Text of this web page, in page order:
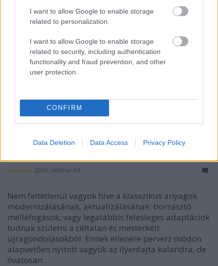
I want to allow Google to enable storage
related to personalization.
I want to allow Google to enable storage
related to security, including authentication
functionality and fraud prevention, and other
user protection.
CONFIRM
Data Deletion Data Access Privacy Policy
drumlin • 2010. október 04.
Nem feltétlenül vagyok híve a klasszikus anyagok
modernizálásának, aktualizálásának: borzasztó
melléfogások, vagy legalábbis felesleges adaptációk
tudnak születni a céltalan és mesterkélt
újragondolásokból. Ennek ellenére perverz módon
alapvetően nyitott vagyok az ilyenfajta kalandra, de
óvatosan…